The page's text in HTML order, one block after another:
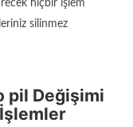
hiçbir işlem
silinmez
pil Değişimi
İşlemler